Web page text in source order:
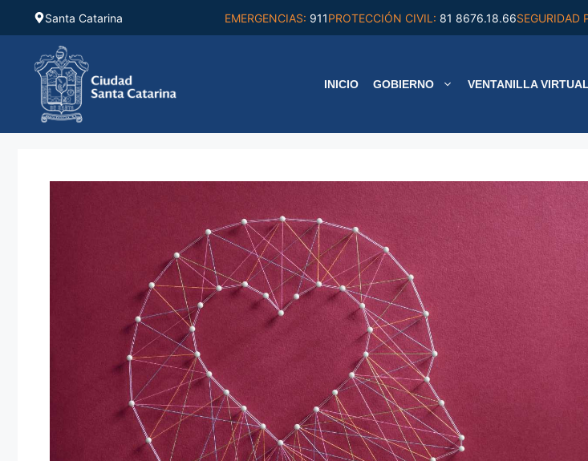
Saltar
contenido
Santa Catarina EMERGENCIAS: 911PROTECCIÓN CIVIL: 81 8676.18.66SEGURIDAD
INICIO GOBIERNO VENTANILLA VIRTUAL